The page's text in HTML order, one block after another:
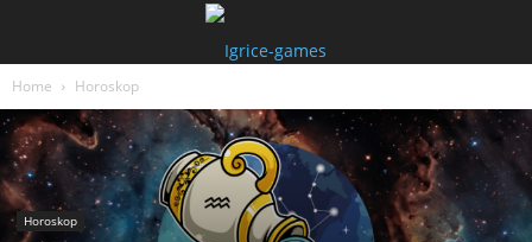
Home Horoskop
Horoskop